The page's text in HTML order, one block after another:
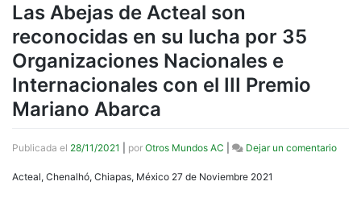
Las Abejas de Acteal son
reconocidas en su lucha por 35
Organizaciones Nacionales e
Internacionales con el III Premio
Mariano Abarca
Publicada el 28/11/2021 por Otros Mundos AC Dejar un comentarioen
Acteal, Chenalhó, Chiapas, México 27 de Noviembre 2021